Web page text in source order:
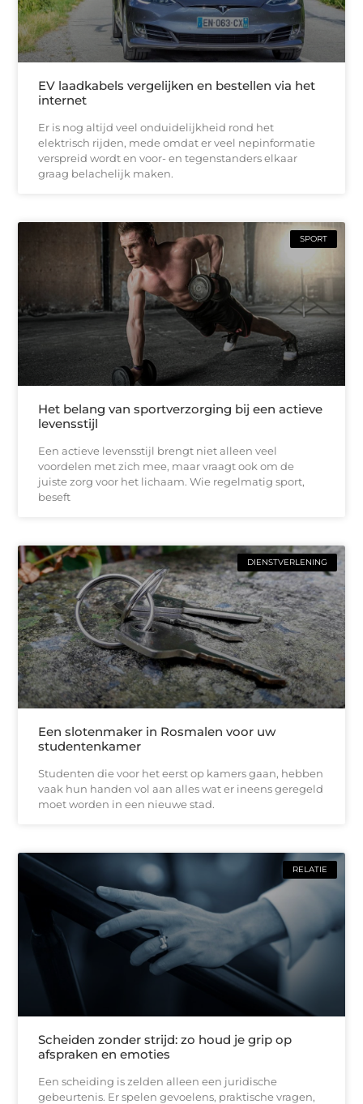
EV laadkabels vergelijken en bestellen via het
internet
Er is nog altijd veel onduidelijkheid rond het
elektrisch rijden, mede omdat er veel nepinformatie
verspreid wordt en voor- en tegenstanders elkaar
graag belachelijk maken.
SPORT
Het belang van sportverzorging bij een actieve
levensstijl
Een actieve levensstijl brengt niet alleen veel
voordelen met zich mee, maar vraagt ook om de
juiste zorg voor het lichaam. Wie regelmatig sport,
beseft
DIENSTVERLENING
Een slotenmaker in Rosmalen voor uw
studentenkamer
Studenten die voor het eerst op kamers gaan, hebben
vaak hun handen vol aan alles wat er ineens geregeld
moet worden in een nieuwe stad.
RELATIE
Scheiden zonder strijd: zo houd je grip op
afspraken en emoties
Een scheiding is zelden alleen een juridische
gebeurtenis. Er spelen gevoelens, praktische vragen,